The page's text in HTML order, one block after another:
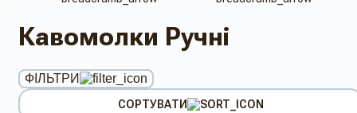
Кавомолки Ручні
ФІЛЬТРИ
СОРТУВАТИ